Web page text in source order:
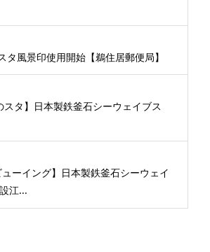
タ風景印使用開始【鵜住居郵便局】
スタ】日本製鉄釜石シーウェイブス
ューイング】日本製鉄釜石シーウェイ
江...